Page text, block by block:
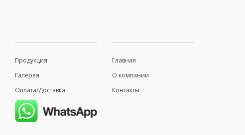
Продукция
Галерея
Оплата/Доставка
Главная
О компании
Контакты